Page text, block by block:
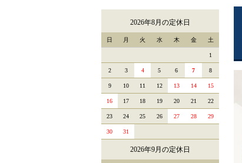
2026年8月の定休日
日 月 火 水 木 金 土
1
2 3 4 5 6 7 8
9 10 11 12 13 14 15
16 17 18 19 20 21 22
23 24 25 26 27 28 29
30 31
2026年9月の定休日